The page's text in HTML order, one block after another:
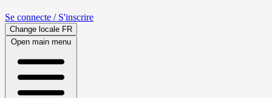
Se connecte / S'inscrire
Change locale FR
Open main menu